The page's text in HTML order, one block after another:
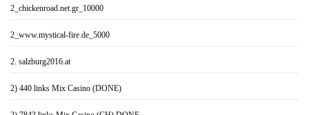
2_chickenroad.net.gr_10000
2_www.mystical-fire.de_5000
2. salzburg2016.at
2) 440 links Mix Casino (DONE)